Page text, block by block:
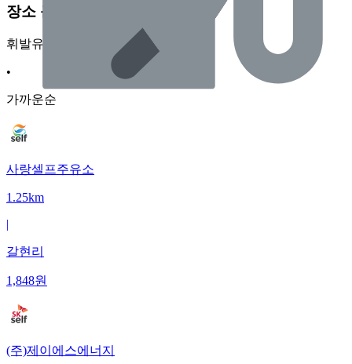
장소 근처 주유소
휘발유
•
가까운순
사랑셀프주유소
1.25km
|
갈현리
1,848원
(주)제이에스에너지